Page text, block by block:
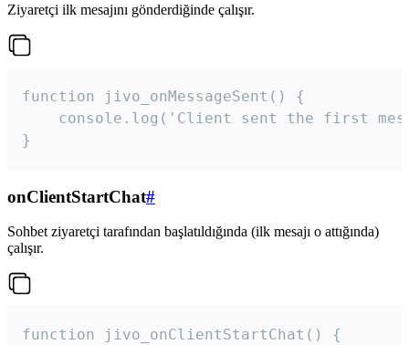
Ziyaretçi ilk mesajını gönderdiğinde çalışır.
function jivo_onMessageSent() {
console.log('Client sent the first
}
onClientStartChat#
Sohbet ziyaretçi tarafından başlatıldığında (ilk mesajı o attığında)
çalışır.
function jivo_onClientStartChat() {